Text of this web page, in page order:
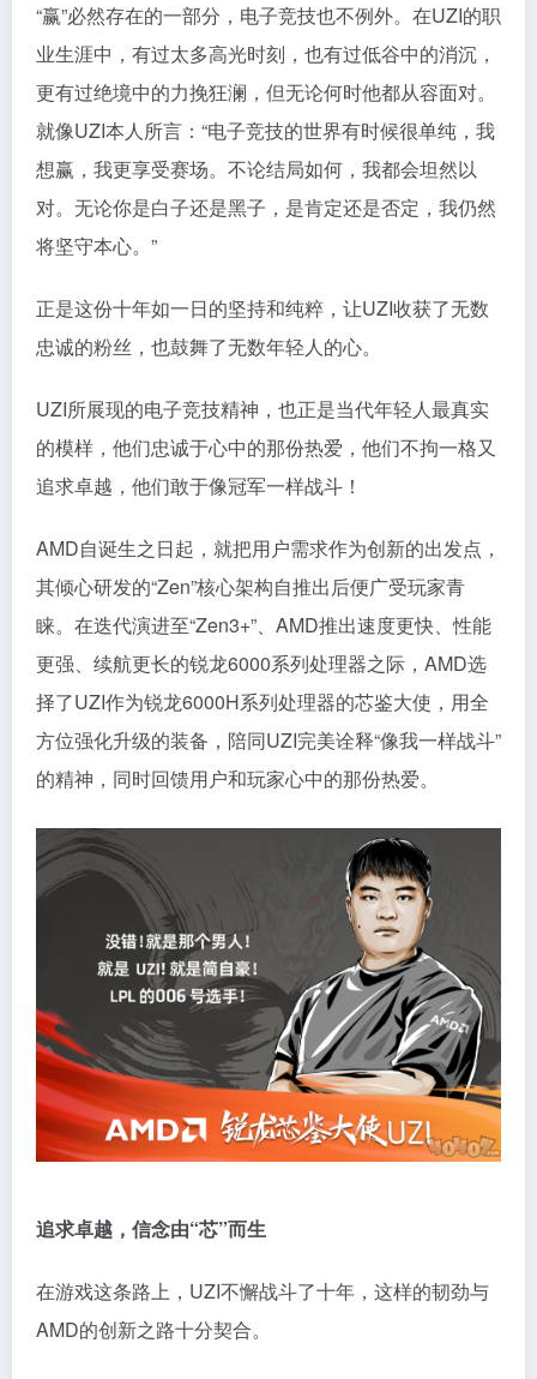
“赢”必然存在的一部分，电子竞技也不例外。在UZI的职
业生涯中，有过太多高光时刻，也有过低谷中的消沉，
更有过绝境中的力挽狂澜，但无论何时他都从容面对。
就像UZI本人所言：“电子竞技的世界有时候很单纯，我
想赢，我更享受赛场。不论结局如何，我都会坦然以
对。无论你是白子还是黑子，是肯定还是否定，我仍然
将坚守本心。”
正是这份十年如一日的坚持和纯粹，让UZI收获了无数
忠诚的粉丝，也鼓舞了无数年轻人的心。
UZI所展现的电子竞技精神，也正是当代年轻人最真实
的模样，他们忠诚于心中的那份热爱，他们不拘一格又
追求卓越，他们敢于像冠军一样战斗！
AMD自诞生之日起，就把用户需求作为创新的出发点，
其倾心研发的“Zen”核心架构自推出后便广受玩家青
睐。在迭代演进至“Zen3+”、AMD推出速度更快、性能
更强、续航更长的锐龙6000系列处理器之际，AMD选
择了UZI作为锐龙6000H系列处理器的芯鉴大使，用全
方位强化升级的装备，陪同UZI完美诠释“像我一样战斗”
的精神，同时回馈用户和玩家心中的那份热爱。
追求卓越，信念由“芯”而生
在游戏这条路上，UZI不懈战斗了十年，这样的韧劲与
AMD的创新之路十分契合。